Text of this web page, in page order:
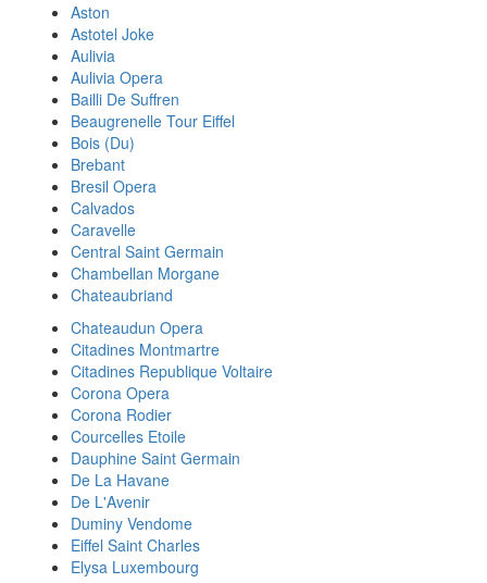
Aston
Astotel Joke
Aulivia
Aulivia Opera
Bailli De Suffren
Beaugrenelle Tour Eiffel
Bois (Du)
Brebant
Bresil Opera
Calvados
Caravelle
Central Saint Germain
Chambellan Morgane
Chateaubriand
Chateaudun Opera
Citadines Montmartre
Citadines Republique Voltaire
Corona Opera
Corona Rodier
Courcelles Etoile
Dauphine Saint Germain
De La Havane
De L'Avenir
Duminy Vendome
Eiffel Saint Charles
Elysa Luxembourg